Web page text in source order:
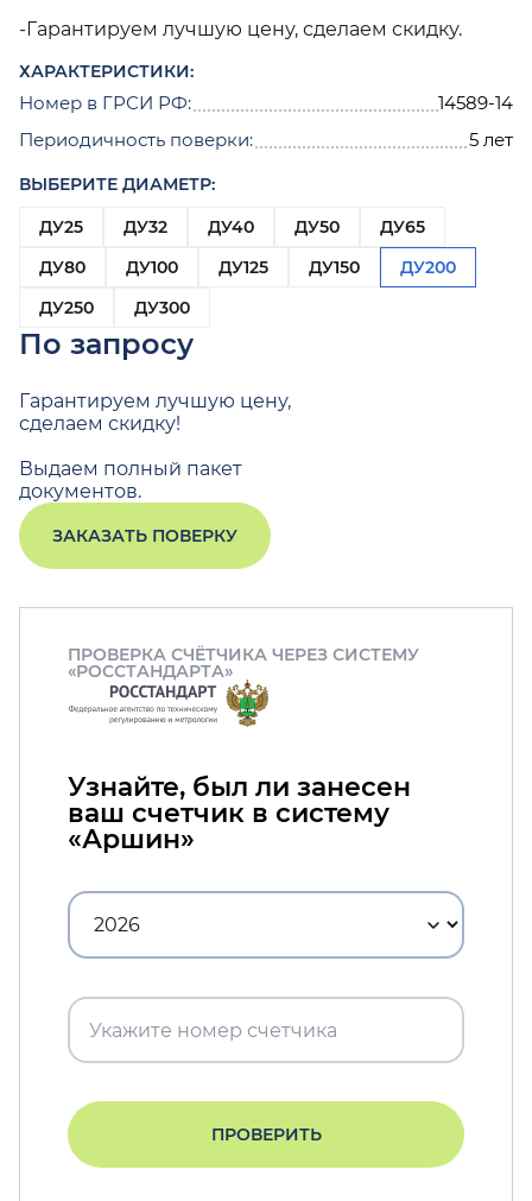
-Гарантируем лучшую цену, сделаем скидку.
ХАРАКТЕРИСТИКИ:
Номер в ГРСИ РФ:
14589-14
Периодичность поверки:
5 лет
ВЫБЕРИТЕ ДИАМЕТР:
ДУ25
ДУ32 ДУ40 ДУ50
ДУ65
ДУ80
ДУ100 ДУ125 ДУ150
ДУ200
ДУ250
ДУ300
По запросу
Гарантируем лучшую цену,
сделаем скидку!
Выдаем полный пакет
документов.
ЗАКАЗАТЬ ПОВЕРКУ
ПРОВЕРКА СЧЁТЧИКА ЧЕРЕЗ СИСТЕМУ
«РОССТАНДАРТА»
Узнайте, был ли занесен
ваш счетчик в систему
«Аршин»
ПРОВЕРИТЬ